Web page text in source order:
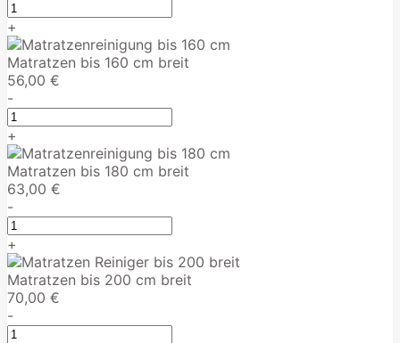
+
Matratzen bis 160 cm breit
56,00 €
-
+
Matratzen bis 180 cm breit
63,00 €
-
+
Matratzen bis 200 cm breit
70,00 €
-